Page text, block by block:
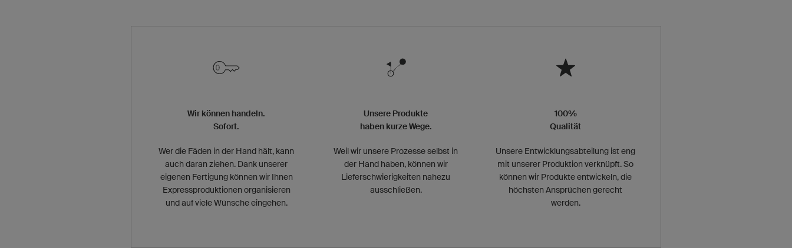
Wir können handeln.
Sofort.
Wer die Fäden in der Hand hält, kann
auch daran ziehen. Dank unserer
eigenen Fertigung können wir Ihnen
Expressproduktionen organisieren
und auf viele Wünsche eingehen.
Unsere Produkte
haben kurze Wege.
Weil wir unsere Prozesse selbst in
der Hand haben, können wir
Lieferschwierigkeiten nahezu
ausschließen.
100%
Qualität
Unsere Entwicklungsabteilung ist eng
mit unserer Produktion verknüpft. So
können wir Produkte entwickeln, die
höchsten Ansprüchen gerecht
werden.